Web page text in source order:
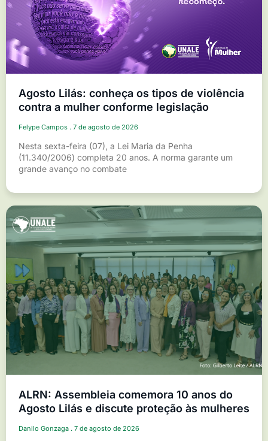
Agosto Lilás: conheça os tipos de violência
contra a mulher conforme legislação
Felype Campos 7 de agosto de 2026
Nesta sexta-feira (07), a Lei Maria da Penha
(11.340/2006) completa 20 anos. A norma garante um
grande avanço no combate
ALRN: Assembleia comemora 10 anos do
Agosto Lilás e discute proteção às mulheres
Danilo Gonzaga 7 de agosto de 2026